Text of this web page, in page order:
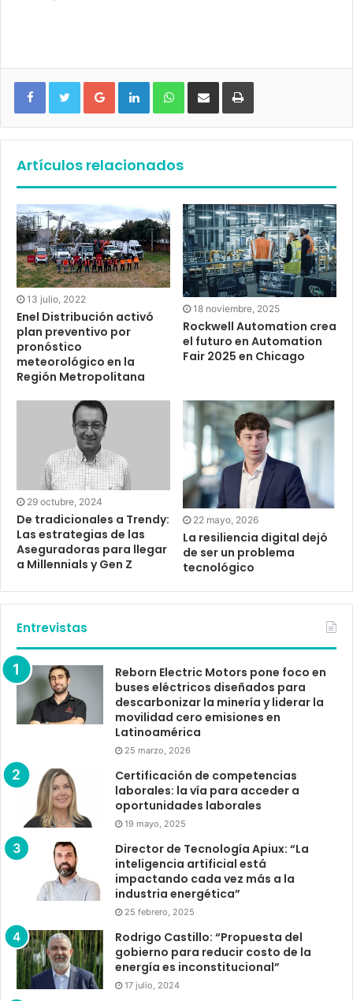
Google+ LinkedIn WhatsApp
Artículos relacionados
13 julio, 2022
Enel Distribución activó
plan preventivo por
pronóstico
meteorológico en la
Región Metropolitana
18 noviembre, 2025
Rockwell Automation crea
el futuro en Automation
Fair 2025 en Chicago
29 octubre, 2024
De tradicionales a Trendy:
Las estrategias de las
Aseguradoras para llegar
a Millennials y Gen Z
22 mayo, 2026
La resiliencia digital dejó
de ser un problema
tecnológico
Entrevistas
Reborn Electric Motors pone foco en
buses eléctricos diseñados para
descarbonizar la minería y liderar la
movilidad cero emisiones en
Latinoamérica
25 marzo, 2026
Certificación de competencias
laborales: la vía para acceder a
oportunidades laborales
19 mayo, 2025
Director de Tecnología Apiux: “La
inteligencia artificial está
impactando cada vez más a la
industria energética”
25 febrero, 2025
Rodrigo Castillo: “Propuesta del
gobierno para reducir costo de la
energía es inconstitucional”
17 julio, 2024